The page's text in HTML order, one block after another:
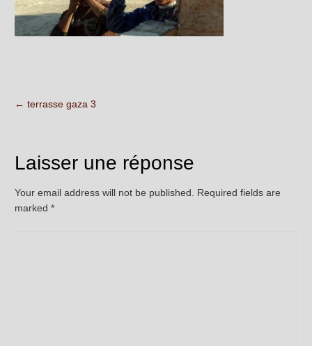
← terrasse gaza 3
Laisser une réponse
Your email address will not be published. Required fields are
marked*